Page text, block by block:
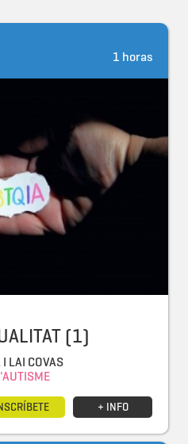
1 horas
(1)
I LAI COVAS
+ INFO